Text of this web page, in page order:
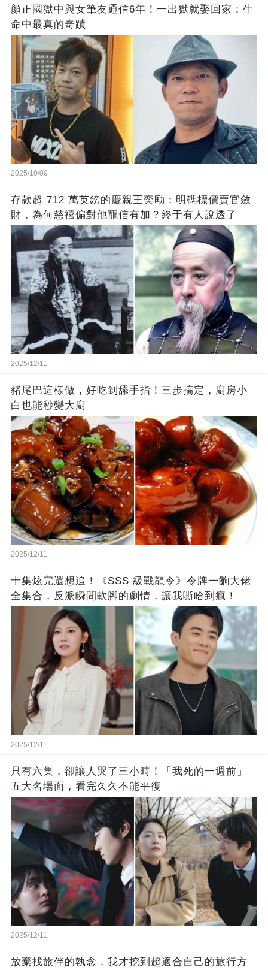
顏正國獄中與女筆友通信6年！一出獄就娶回家：生
命中最真的奇蹟
2025/10/09
存款超 712 萬英鎊的慶親王奕劻：明碼標價賣官斂
財，為何慈禧偏對他寵信有加？終于有人說透了
2025/12/11
豬尾巴這樣做，好吃到舔手指！三步搞定，廚房小
白也能秒變大廚
2025/12/11
十集炫完還想追！《SSS 級戰龍令》令牌一齣大佬
全集合，反派瞬間軟腳的劇情，讓我嘶哈到瘋！
2025/12/11
只有六集，卻讓人哭了三小時！「我死的一週前」
五大名場面，看完久久不能平復
2025/12/11
放棄找旅伴的執念，我才挖到超適合自己的旅行方